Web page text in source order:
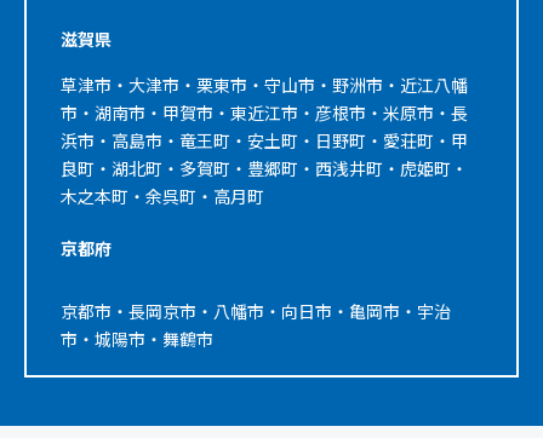
滋賀県
草津市・大津市・栗東市・守山市・野洲市・近江八幡
市・湖南市・甲賀市・東近江市・彦根市・米原市・長
浜市・高島市・竜王町・安土町・日野町・愛荘町・甲
良町・湖北町・多賀町・豊郷町・西浅井町・虎姫町・
木之本町・余呉町・高月町
京都府
京都市・長岡京市・八幡市・向日市・亀岡市・宇治
市・城陽市・舞鶴市